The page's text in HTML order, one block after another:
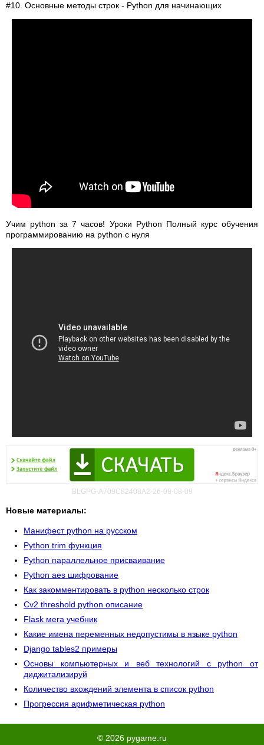
#10. Основные методы строк - Python для начинающих
Учим python за 7 часов! Уроки Python Полный курс обучения
программированию на python с нуля
BLGPG-A709C82408A2-26-08-08-09
Новые материалы:
Манифест python на русском
Python trim функция
Python параллельное присваивание
Python aes шифрование
Как закомментировать в python несколько строк
Cv2 threshold python описание
Flask мега учебник
Какие имена переменных недопустимы в языке python
Django tables2 примеры
Основы компьютерных и веб технологий с python от
диджитализируй
Количество вхождений элемента в список python
Прогрессия арифметическая python
© 2026 pygame.ru